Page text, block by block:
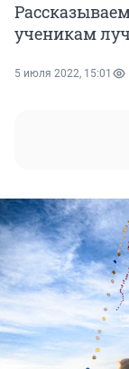
ученикам
5 июля 2022, 15:01